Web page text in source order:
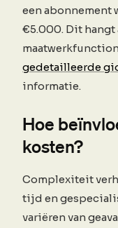
een abonnement
€5.000. Dit
gedetailleerde
informatie.
Hoe
kosten?
Complexiteit
tijd en
variëren van